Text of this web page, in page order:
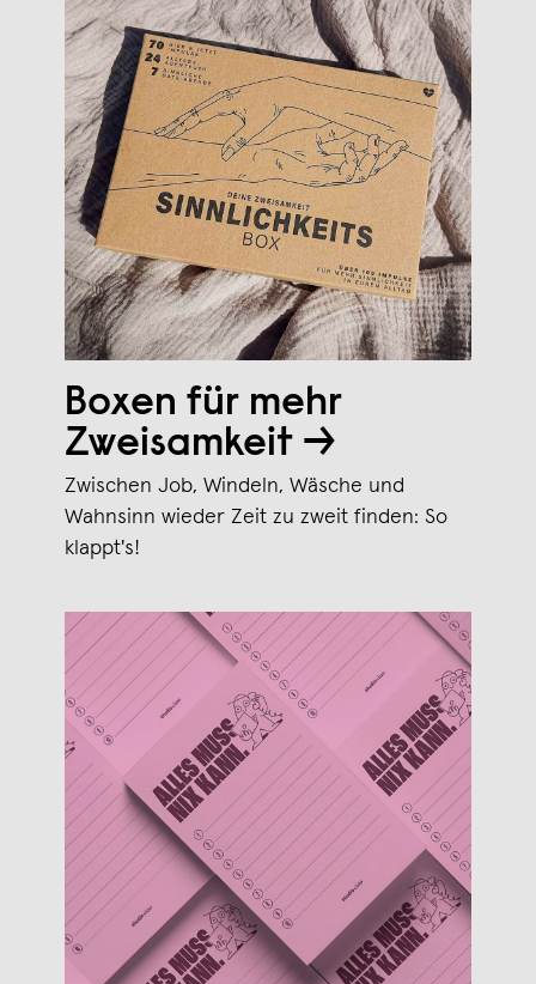
Boxen für mehr
Zweisamkeit →
Zwischen Job, Windeln, Wäsche und
Wahnsinn wieder Zeit zu zweit finden: So
klappt's!